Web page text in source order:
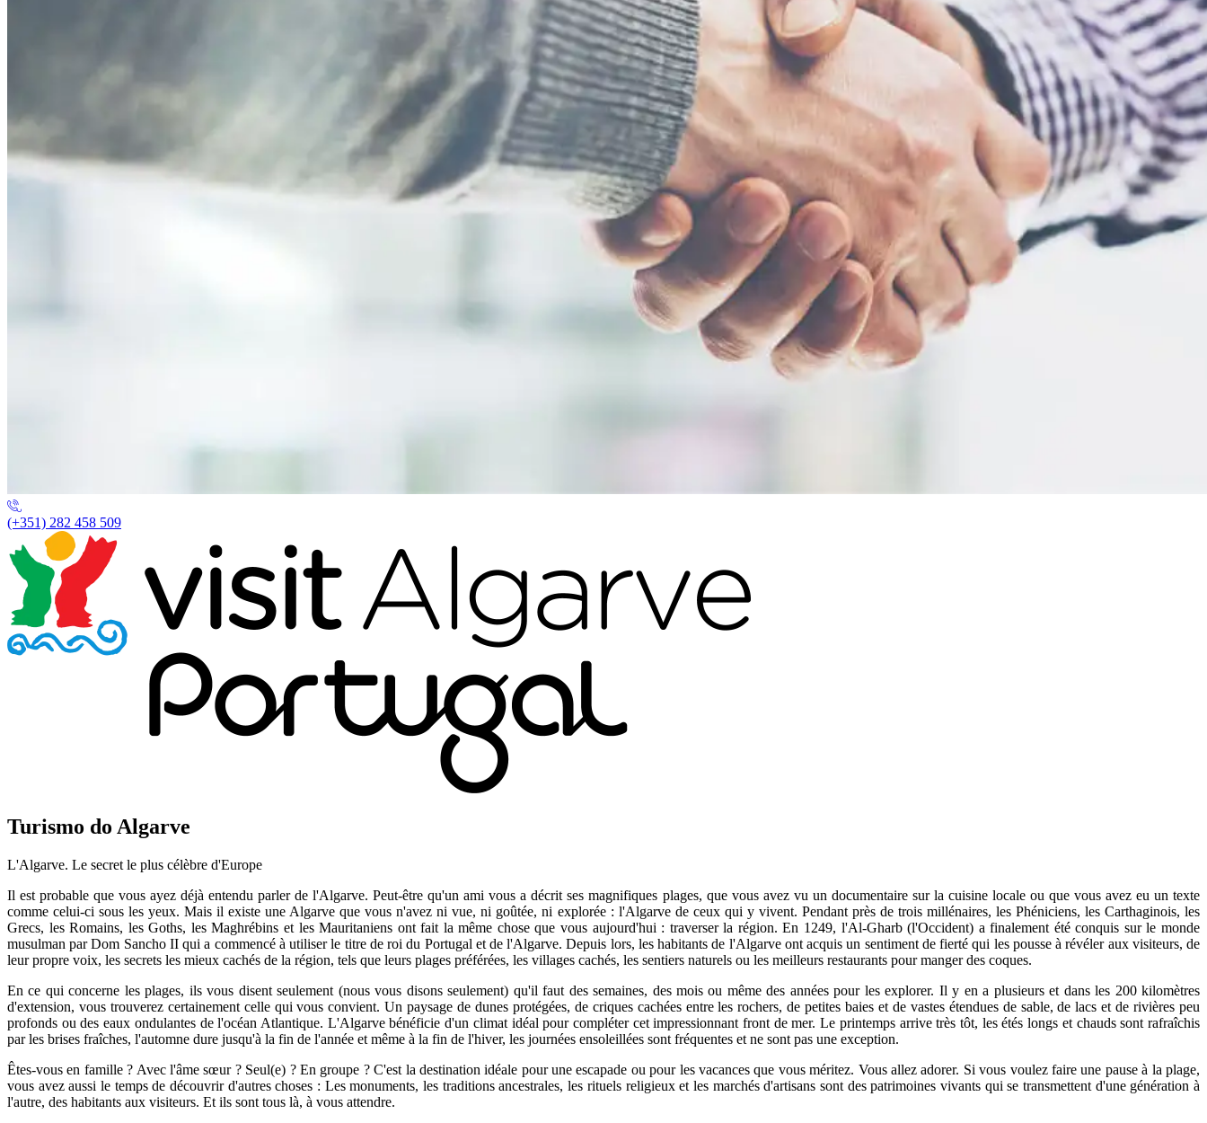
(+351) 282 458 509
Turismo do Algarve
L'Algarve. Le secret le plus célèbre d'Europe
Il est probable que vous ayez déjà entendu parler de l'Algarve. Peut-être qu'un ami vous a décrit ses magnifiques plages, que vous avez vu un documentaire sur la cuisine locale ou que vous avez eu un texte
comme celui-ci sous les yeux. Mais il existe une Algarve que vous n'avez ni vue, ni goûtée, ni explorée : l'Algarve de ceux qui y vivent. Pendant près de trois millénaires, les Phéniciens, les Carthaginois, les
Grecs, les Romains, les Goths, les Maghrébins et les Mauritaniens ont fait la même chose que vous aujourd'hui : traverser la région. En 1249, l'Al-Gharb (l'Occident) a finalement été conquis sur le monde
musulman par Dom Sancho II qui a commencé à utiliser le titre de roi du Portugal et de l'Algarve. Depuis lors, les habitants de l'Algarve ont acquis un sentiment de fierté qui les pousse à révéler aux visiteurs, de
leur propre voix, les secrets les mieux cachés de la région, tels que leurs plages préférées, les villages cachés, les sentiers naturels ou les meilleurs restaurants pour manger des coques.
En ce qui concerne les plages, ils vous disent seulement (nous vous disons seulement) qu'il faut des semaines, des mois ou même des années pour les explorer. Il y en a plusieurs et dans les 200 kilomètres
d'extension, vous trouverez certainement celle qui vous convient. Un paysage de dunes protégées, de criques cachées entre les rochers, de petites baies et de vastes étendues de sable, de lacs et de rivières peu
profonds ou des eaux ondulantes de l'océan Atlantique. L'Algarve bénéficie d'un climat idéal pour compléter cet impressionnant front de mer. Le printemps arrive très tôt, les étés longs et chauds sont rafraîchis
par les brises fraîches, l'automne dure jusqu'à la fin de l'année et même à la fin de l'hiver, les journées ensoleillées sont fréquentes et ne sont pas une exception.
Êtes-vous en famille ? Avec l'âme sœur ? Seul(e) ? En groupe ? C'est la destination idéale pour une escapade ou pour les vacances que vous méritez. Vous allez adorer. Si vous voulez faire une pause à la plage,
vous avez aussi le temps de découvrir d'autres choses : Les monuments, les traditions ancestrales, les rituels religieux et les marchés d'artisans sont des patrimoines vivants qui se transmettent d'une génération à
l'autre, des habitants aux visiteurs. Et ils sont tous là, à vous attendre.